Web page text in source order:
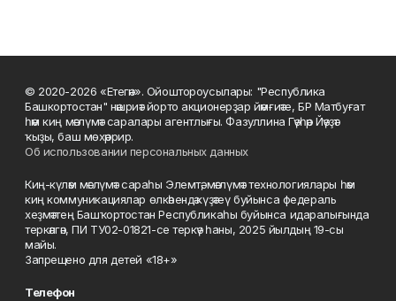
© 2020-2026 «Етегән». Ойоштороусылары: "Республика
Башкортостан" нәшриәт йорто акционерҙар йәмғиәте, БР Матбуғат
һәм киң мәғлүмәт саралары агентлығы. Фазуллина Гәүһәр Йәүҙәт
ҡыҙы, баш мөхәррир.
Об использовании персональных данных
Киң-күләм мәғлүмәт сараһы Элемтә, мәғлүмәт технологиялары һәм
киң коммуникациялар өлкәһендә күҙәтеү буйынса федераль
хеҙмәттең Башҡортостан Республикаһы буйынса идаралығында
теркәлгән, ПИ ТУ02-01821-се теркәү һаны, 2025 йылдың 19-сы
майы.
Запрещено для детей «18+»
Телефон